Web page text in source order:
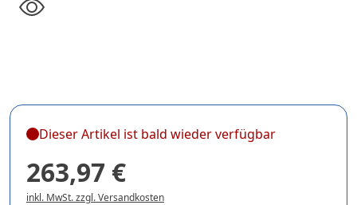
Dieser Artikel ist bald wieder verfügbar
263,97 €
inkl. MwSt. zzgl. Versandkosten